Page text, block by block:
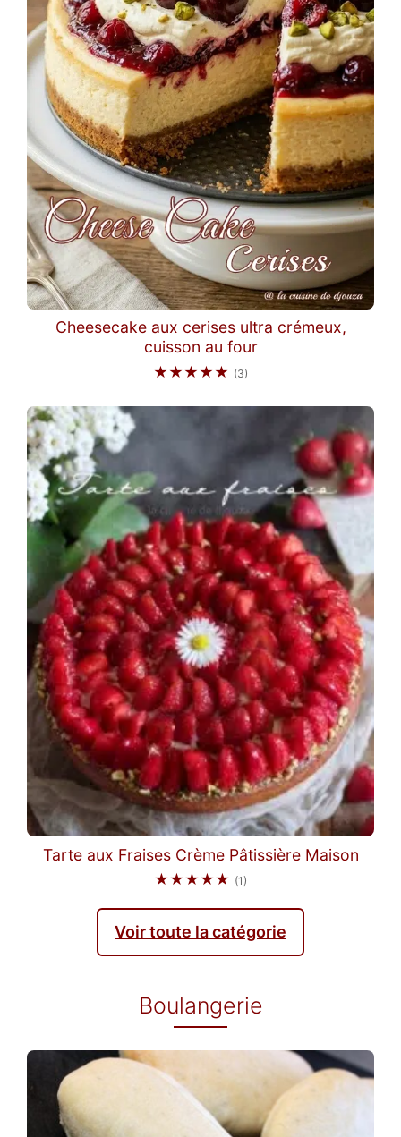
Cheesecake aux cerises ultra crémeux,
cuisson au four
★★★★★ (3)
Tarte aux Fraises Crème Pâtissière Maison
★★★★★ (1)
Voir toute la catégorie
Boulangerie